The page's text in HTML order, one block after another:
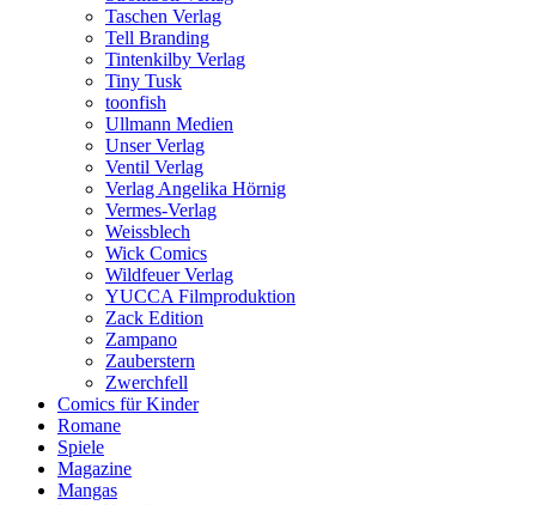
Taschen Verlag
Tell Branding
Tintenkilby Verlag
Tiny Tusk
toonfish
Ullmann Medien
Unser Verlag
Ventil Verlag
Verlag Angelika Hörnig
Vermes-Verlag
Weissblech
Wick Comics
Wildfeuer Verlag
YUCCA Filmproduktion
Zack Edition
Zampano
Zauberstern
Zwerchfell
Comics für Kinder
Romane
Spiele
Magazine
Mangas